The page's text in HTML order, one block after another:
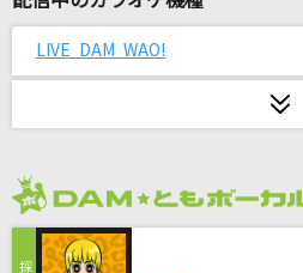
紅蓮の弓矢
怪獣
スピッツ
LIVE DAM WAO!